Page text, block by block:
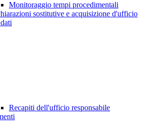
Monitoraggio tempi procedimentali
sostitutive e acquisizione d'ufficio
Recapiti dell'ufficio responsabile